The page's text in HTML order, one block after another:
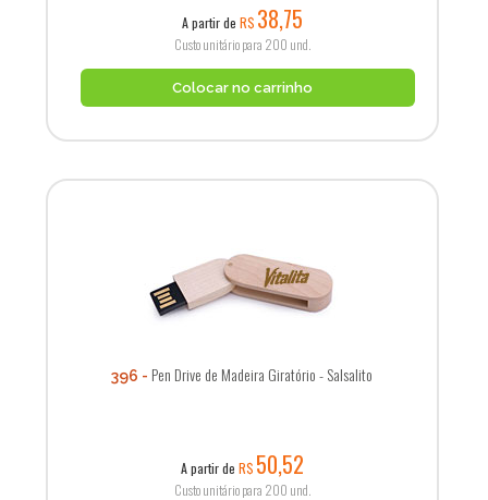
A partir de R$ 38,75
Custo unitário para 200 und.
Colocar no carrinho
396 Pen Drive de Madeira Giratório - Salsalito
A partir de R$ 50,52
Custo unitário para 200 und.